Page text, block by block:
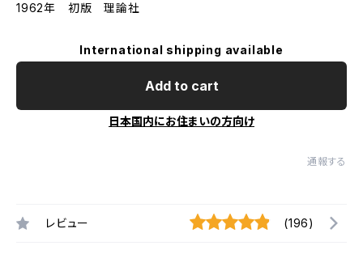
1962年 初版 理論社
International shipping available
Add to cart
日本国内にお住まいの方向け
通報する
レビュー (196)